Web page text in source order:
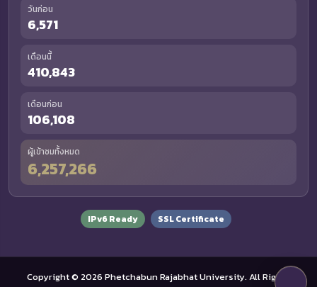
วันก่อน
6,571
เดือนนี้
410,843
เดือนก่อน
106,108
ผู้เข้าชมทั้งหมด
6,257,266
IPv6 Ready SSL Certificate
Copyright © 2026 Phetchabun Rajabhat University. All Rights